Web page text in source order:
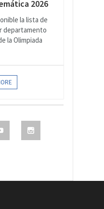
2026
la lista de
departamento
la Olimpiada